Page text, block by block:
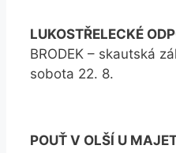
LUKOSTŘELECKÉ
BRODEK – skautská
sobota 22. 8.
POUŤ V OLŠÍ U